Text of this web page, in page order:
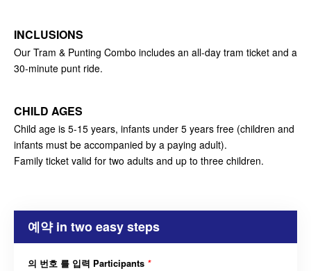
INCLUSIONS
Our Tram & Punting Combo includes an all-day tram ticket and a
30-minute punt ride.
CHILD AGES
Child age is 5-15 years, infants under 5 years free (children and
infants must be accompanied by a paying adult).
Family ticket valid for two adults and up to three children.
예약 in two easy steps
의 번호 를 입력 Participants *